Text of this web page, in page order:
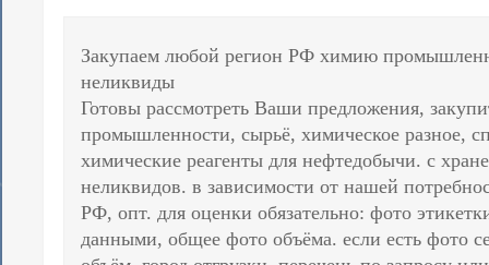
Закупаем любой регион РФ химию
неликвиды
Готовы рассмотреть Ваши предложения,
промышленности, сырьё, химическое разное,
химические реагенты для нефтедобычи. с
неликвидов. в зависимости от нашей
РФ, опт. для оценки обязательно: фото
данными, общее фото объёма. если есть фото